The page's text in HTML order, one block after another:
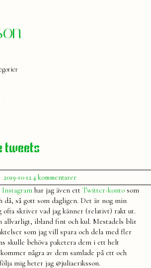
tweets
Publicerat
av
Julia
2019-10-12 4 kommentarertill
Några
tweets
Instagram har jag även ett Twitter-konto som
då, så gott som dagligen. Det är nog min
ofta skriver vad jag känner (relativt) rakt ut.
allvarligt, ibland fint och kul. Mestadels blir
som jag vill spara och dela med fler
skulle behöva paketera dem i ett helt
några av dem samlade på ett och
mig heter jag @juliaeriksson.